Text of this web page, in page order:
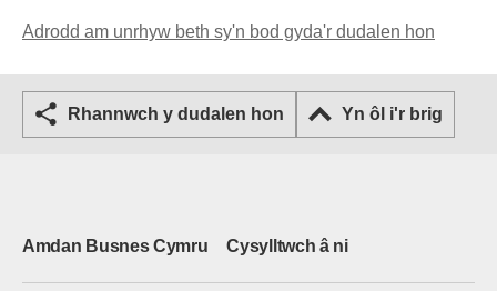
Adrodd am unrhyw beth sy'n bod gyda'r dudalen hon
Rhannwch y dudalen hon Yn ôl i'r brig
Amdan Busnes Cymru Cysylltwch â ni